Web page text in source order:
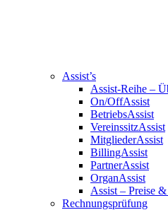
Assist’s
Assist-Reihe –
On/OffAssist
BetriebsAssist
VereinssitzAssist
MitgliederAssist
BillingAssist
PartnerAssist
OrganAssist
Assist – Preise
Rechnungsprüfung